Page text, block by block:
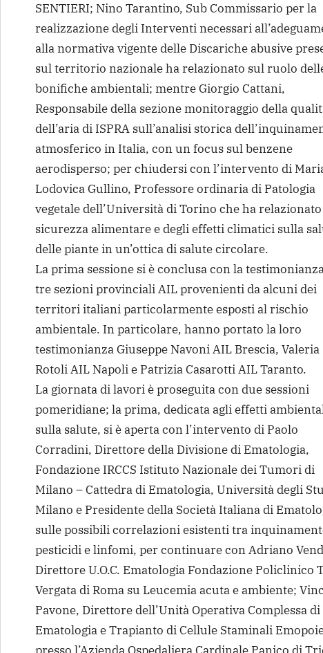
SENTIERI; Nino Tarantino, Sub Commissario per la
realizzazione degli Interventi necessari
alla normativa vigente delle Discariche abusive
sul territorio nazionale ha relazionato sul ruolo
bonifiche ambientali; mentre Giorgio Cattani,
Responsabile della sezione monitoraggio della
dell’aria di ISPRA sull’analisi storica
atmosferico in Italia, con un focus sul benzene
aerodisperso; per chiudersi con l’intervento di
Lodovica Gullino, Professore ordinaria di Patologia
vegetale dell’Università di Torino che ha
sicurezza alimentare e degli effetti climatici sulla
delle piante in un’ottica di salute circolare.
La prima sessione si è conclusa con la
tre sezioni provinciali AIL provenienti da alcuni dei
territori italiani particolarmente esposti al rischio
ambientale. In particolare, hanno portato la loro
testimonianza Giuseppe Navoni AIL Brescia, Valeria
Rotoli AIL Napoli e Patrizia Casarotti AIL Taranto.
La giornata di lavori è proseguita con due sessioni
pomeridiane; la prima, dedicata agli effetti
sulla salute, si è aperta con l’intervento di Paolo
Corradini, Direttore della Divisione di Ematologia,
Fondazione IRCCS Istituto Nazionale dei Tumori di
Milano – Cattedra di Ematologia, Università degli
Milano e Presidente della Società Italiana di
sulle possibili correlazioni esistenti tra
pesticidi e linfomi, per continuare con Adriano
Direttore U.O.C. Ematologia Fondazione Policlinico
Vergata di Roma su Leucemia acuta e ambiente;
Pavone, Direttore dell’Unità Operativa Complessa di
Ematologia e Trapianto di Cellule Staminali